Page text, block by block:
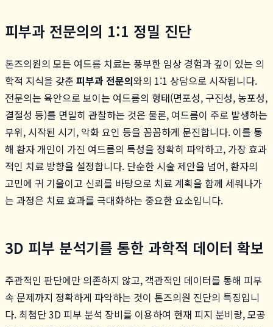
피부과 전문의의 1:1 정밀 진단
톤즈의원의 모든 여드름 치료는 풍부한 임상 경험과 깊이 있는 의
학적 지식을 갖춘 피부과 전문의와의 1:1 상담으로 시작됩니다.
전문의는 육안으로 보이는 여드름의 형태(면포성, 구진성, 농포성,
결절성 등)를 면밀히 관찰하는 것은 물론, 여드름이 주로 발생하는
부위, 시작된 시기, 악화 요인 등을 꼼꼼하게 문진합니다. 이를 통
해 환자 개인이 가진 여드름의 특성을 정확히 파악하고, 가장 효과
적인 치료 방향을 설정합니다. 단순한 시술 제안을 넘어, 환자의
고민에 귀 기울이고 신뢰를 바탕으로 치료 계획을 함께 세워나가
는 과정은 치료 효과를 극대화하는 중요한 요소입니다.
3D 피부 분석기를 통한 과학적 데이터 확보
주관적인 판단에만 의존하지 않고, 객관적인 데이터를 통해 피부
속 문제까지 정확하게 파악하는 것이 톤즈의원 진단의 특징입니
다. 최첨단 3D 피부 분석 장비를 이용하여 현재 피지 분비량, 모공